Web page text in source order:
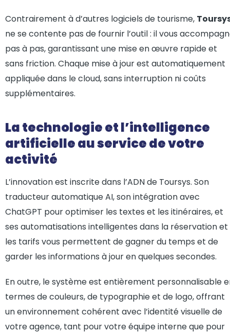
Contrairement à d’autres logiciels de tourisme,
ne se contente pas de fournir l’outil : il vous
pas à pas, garantissant une mise en œuvre rapide et
sans friction. Chaque mise à jour est automatiquement
appliquée dans le cloud, sans interruption ni coûts
supplémentaires.
La technologie et l’intelligence
artificielle au service de votre
activité
L’innovation est inscrite dans l’ADN de Toursys. Son
traducteur automatique AI, son intégration avec
ChatGPT pour optimiser les textes et les itinéraires, et
ses automatisations intelligentes dans la réservation et
les tarifs vous permettent de gagner du temps et de
garder les informations à jour en quelques secondes.
En outre, le système est entièrement personnalisable
termes de couleurs, de typographie et de logo, offrant
un environnement cohérent avec l’identité visuelle de
votre agence, tant pour votre équipe interne que pour